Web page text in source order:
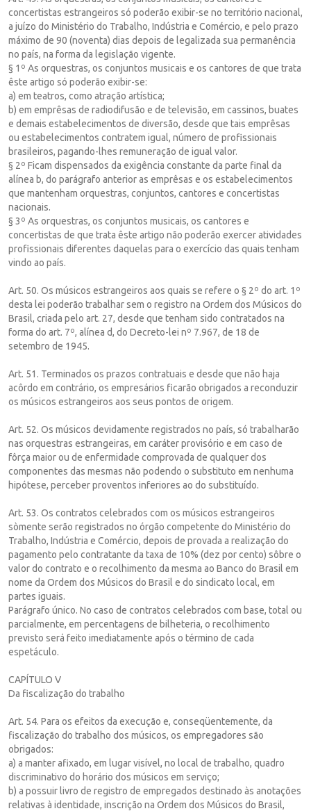
concertistas estrangeiros só poderão exibir-se no território nacional,
a juízo do Ministério do Trabalho, Indústria e Comércio, e pelo prazo
máximo de 90 (noventa) dias depois de legalizada sua permanência
no país, na forma da legislação vigente.
§ 1º As orquestras, os conjuntos musicais e os cantores de que trata
êste artigo só poderão exibir-se:
a) em teatros, como atração artística;
b) em emprêsas de radiodifusão e de televisão, em cassinos, buates
e demais estabelecimentos de diversão, desde que tais emprêsas
ou estabelecimentos contratem igual, número de profissionais
brasileiros, pagando-lhes remuneração de igual valor.
§ 2º Ficam dispensados da exigência constante da parte final da
alínea b, do parágrafo anterior as emprêsas e os estabelecimentos
que mantenham orquestras, conjuntos, cantores e concertistas
nacionais.
§ 3º As orquestras, os conjuntos musicais, os cantores e
concertistas de que trata êste artigo não poderão exercer atividades
profissionais diferentes daquelas para o exercício das quais tenham
vindo ao país.
Art. 50. Os músicos estrangeiros aos quais se refere o § 2º do art. 1º
desta lei poderão trabalhar sem o registro na Ordem dos Músicos do
Brasil, criada pelo art. 27, desde que tenham sido contratados na
forma do art. 7º, alínea d, do Decreto-lei nº 7.967, de 18 de
setembro de 1945.
Art. 51. Terminados os prazos contratuais e desde que não haja
acôrdo em contrário, os empresários ficarão obrigados a reconduzir
os músicos estrangeiros aos seus pontos de origem.
Art. 52. Os músicos devidamente registrados no país, só trabalharão
nas orquestras estrangeiras, em caráter provisório e em caso de
fôrça maior ou de enfermidade comprovada de qualquer dos
componentes das mesmas não podendo o substituto em nenhuma
hipótese, perceber proventos inferiores ao do substituído.
Art. 53. Os contratos celebrados com os músicos estrangeiros
sòmente serão registrados no órgão competente do Ministério do
Trabalho, Indústria e Comércio, depois de provada a realização do
pagamento pelo contratante da taxa de 10% (dez por cento) sôbre o
valor do contrato e o recolhimento da mesma ao Banco do Brasil em
nome da Ordem dos Músicos do Brasil e do sindicato local, em
partes iguais.
Parágrafo único. No caso de contratos celebrados com base, total ou
parcialmente, em percentagens de bilheteria, o recolhimento
previsto será feito imediatamente após o término de cada
espetáculo.
CAPÍTULO V
Da fiscalização do trabalho
Art. 54. Para os efeitos da execução e, conseqüentemente, da
fiscalização do trabalho dos músicos, os empregadores são
obrigados:
a) a manter afixado, em lugar visível, no local de trabalho, quadro
discriminativo do horário dos músicos em serviço;
b) a possuir livro de registro de empregados destinado às anotações
relativas à identidade, inscrição na Ordem dos Músicos do Brasil,